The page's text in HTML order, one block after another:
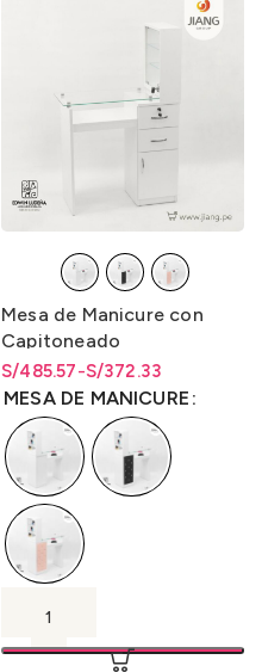
Mesa de Manicure con
Capitoneado
S/372.33
-
S/485.57
Rango de precios: desde
S/372.33 hasta S/485.57
Rango de precios: desde
S/372.33hastaS/485.57
MESA DE MANICURE